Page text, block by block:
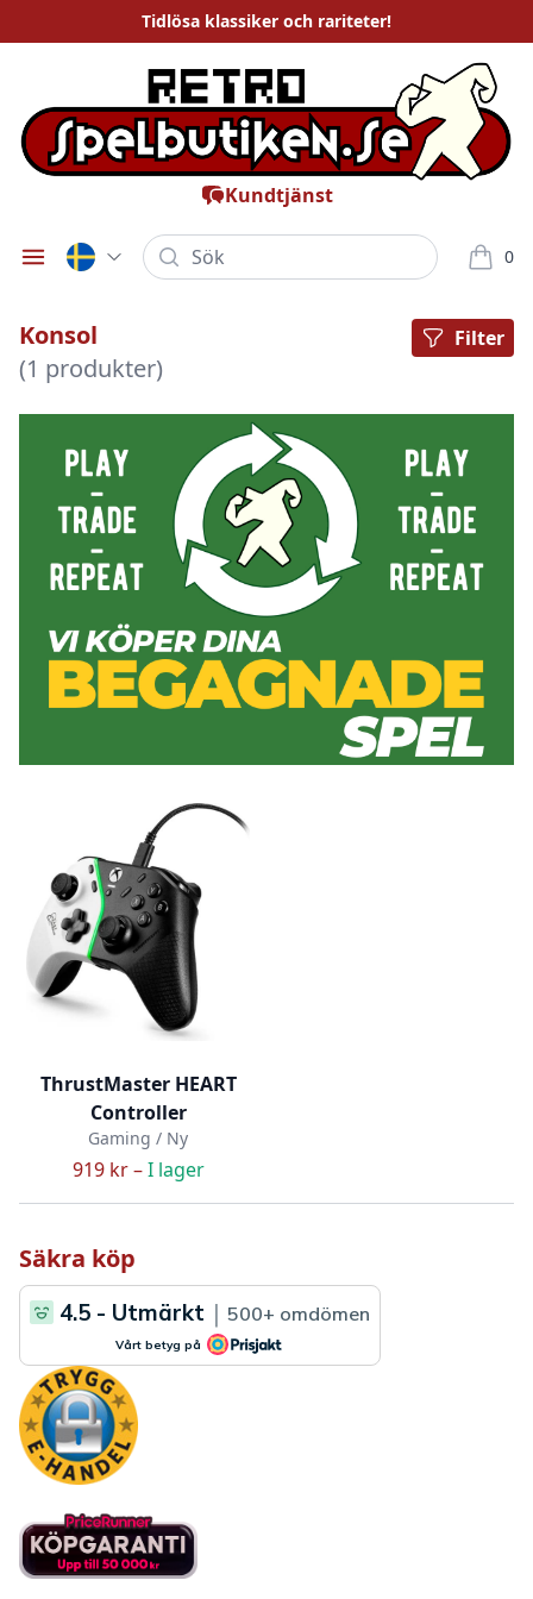
Tidlösa klassiker och rariteter!
Kundtjänst
Öppna meny
Sök 0
varor i
Konsol
(1 produkter)
Filter
ThrustMaster HEART
Controller
Gaming / Ny
919 kr –I lager
Säkra köp